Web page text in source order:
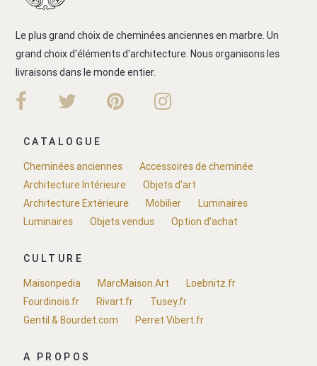
Le plus grand choix de cheminées anciennes en marbre. Un
grand choix d'éléments d'architecture. Nous organisons les
livraisons dans le monde entier.
CATALOGUE
Cheminées anciennes
Accessoires de cheminée
Architecture Intérieure
Objets d'art
Architecture Extérieure
Mobilier
Luminaires
Luminaires
Objets vendus Option d'achat
CULTURE
Maisonpedia
MarcMaison.Art
Loebnitz.fr
Fourdinois.fr
Rivart.fr
Tusey.fr
Gentil & Bourdet.com
Perret Vibert.fr
A PROPOS